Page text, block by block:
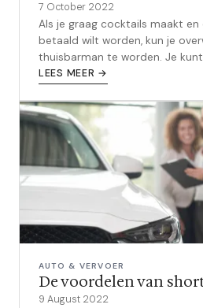
7 October 2022
Als je graag cocktails maakt en
betaald wilt worden, kun je
thuisbarman te worden. Je
mogelijkheden vinden om
LEES MEER →
AUTO & VERVOER
De voordelen van
9 August 2022